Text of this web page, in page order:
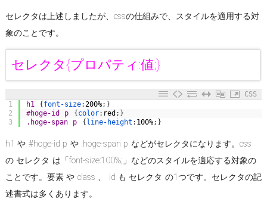
セレクタは上述しましたが、cssの仕組みで、スタイルを適用する対
象のことです。
セレクタ{プロパティ:値;}
CSS
1
2
3
h1 { font-size:200%; }
#hoge-id p { color: red ; }
.hoge-span p { line-height : 100%; }
h1 や #hoge-id p や .hoge-span p などがセレクタになります。css
の セレクタ は「font-size:100%;」などのスタイルを適応する対象の
ことです。要素 や class 、 id も セレクタ の1つです。セレクタの記
述書式は多くあります。